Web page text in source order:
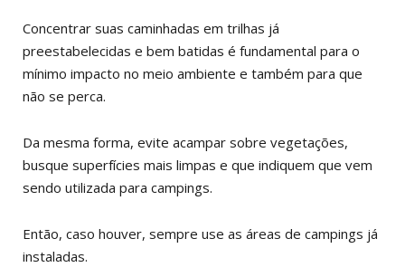
Concentrar suas caminhadas em trilhas já
preestabelecidas e bem batidas é fundamental para o
mínimo impacto no meio ambiente e também para que
não se perca.
Da mesma forma, evite acampar sobre vegetações,
busque superfícies mais limpas e que indiquem que vem
sendo utilizada para campings.
Então, caso houver, sempre use as áreas de campings já
instaladas.